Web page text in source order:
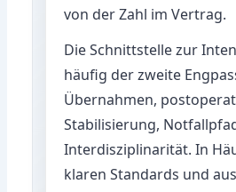
von der Zahl im Vertrag.
Die Schnittstelle zur
häufig der zweite
Übernahmen,
Stabilisierung,
Interdisziplinarität. In
klaren Standards und